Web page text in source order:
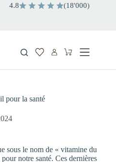
4.8 (18'000)
Panier
pour la santé
sous le nom de « vitamine du
notre santé. Ces dernières